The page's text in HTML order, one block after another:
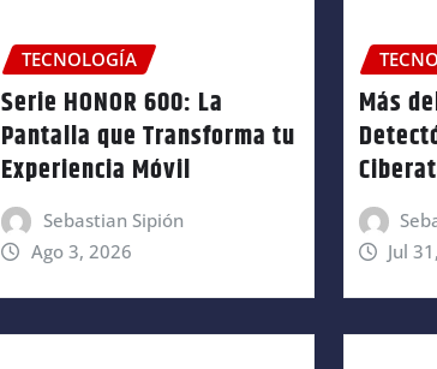
TECNOLOGÍA
Serie HONOR 600: La
Pantalla que Transforma tu
Experiencia Móvil
Sebastian Sipión
Ago 3, 2026
Más
Jul